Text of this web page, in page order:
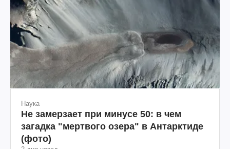
Наука
Не замерзает при минусе 50: в чем
загадка "мертвого озера" в Антарктиде
(фото)